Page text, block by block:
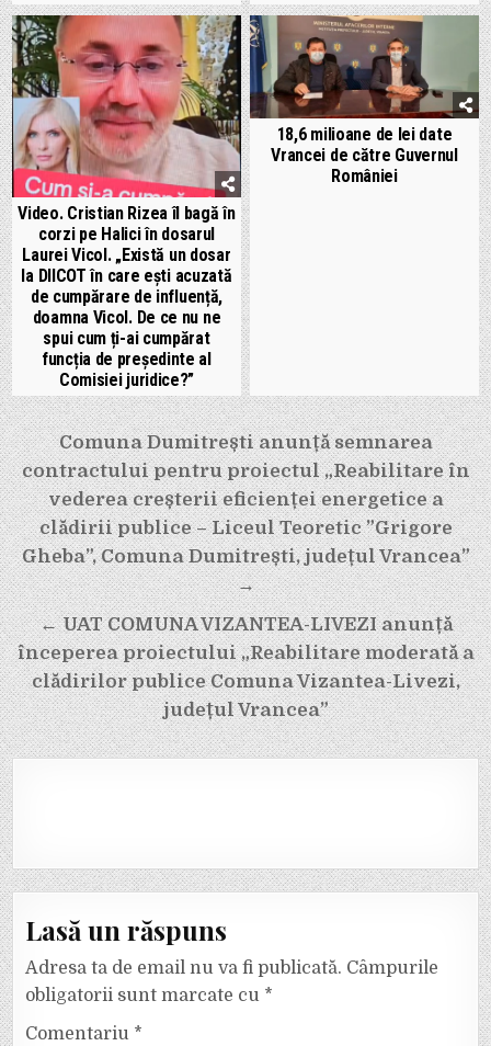
Video. Cristian Rizea îl bagă în
corzi pe Halici în dosarul
Laurei Vicol. „Există un dosar
la DIICOT în care ești acuzată
de cumpărare de influență,
doamna Vicol. De ce nu ne
spui cum ți-ai cumpărat
funcția de președinte al
Comisiei juridice?”
18,6 milioane de lei date
Vrancei de către Guvernul
României
Navigare
în
articole
Comuna Dumitrești anunță semnarea
contractului pentru proiectul „Reabilitare în
vederea creșterii eficienței energetice a
clădirii publice – Liceul Teoretic ”Grigore
Gheba”, Comuna Dumitrești, județul Vrancea”
→
← UAT COMUNA VIZANTEA-LIVEZI anunță
începerea proiectului „Reabilitare moderată a
clădirilor publice Comuna Vizantea-Livezi,
județul Vrancea”
Lasă un răspuns
Adresa ta de email nu va fi publicată. Câmpurile
obligatorii sunt marcate cu *
Comentariu *